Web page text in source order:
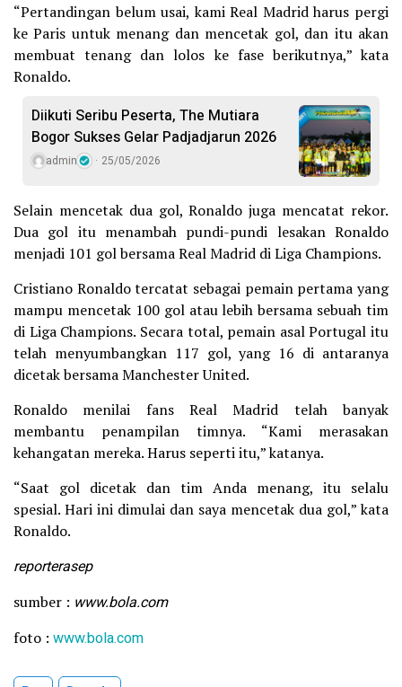
“Pertandingan belum usai, kami Real Madrid harus pergi
ke Paris untuk menang dan mencetak gol, dan itu akan
membuat tenang dan lolos ke fase berikutnya,” kata
Ronaldo.
Diikuti Seribu Peserta, The Mutiara
Bogor Sukses Gelar Padjadjarun 2026
admin 25/05/2026
Selain mencetak dua gol, Ronaldo juga mencatat rekor.
Dua gol itu menambah pundi-pundi lesakan Ronaldo
menjadi 101 gol bersama Real Madrid di Liga Champions.
Cristiano Ronaldo tercatat sebagai pemain pertama yang
mampu mencetak 100 gol atau lebih bersama sebuah tim
di Liga Champions. Secara total, pemain asal Portugal itu
telah menyumbangkan 117 gol, yang 16 di antaranya
dicetak bersama Manchester United.
Ronaldo menilai fans Real Madrid telah banyak
membantu penampilan timnya. “Kami merasakan
kehangatan mereka. Harus seperti itu,” katanya.
“Saat gol dicetak dan tim Anda menang, itu selalu
spesial. Hari ini dimulai dan saya mencetak dua gol,” kata
Ronaldo.
reporterasep
sumber : www.bola.com
foto : www.bola.com